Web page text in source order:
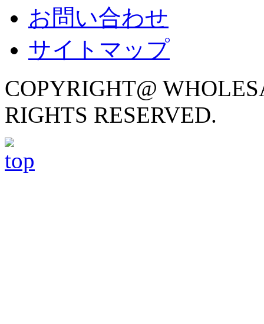
お問い合わせ
サイトマップ
COPYRIGHT@
RIGHTS RESERVED.